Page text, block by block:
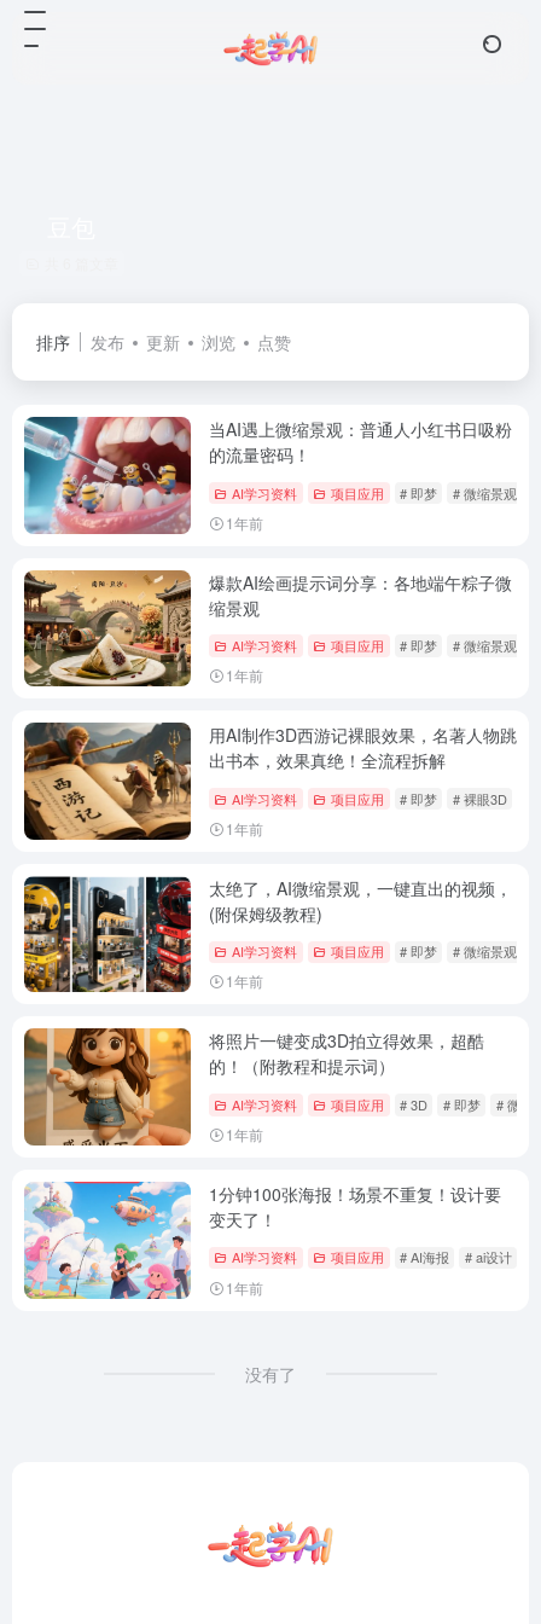
排序 发布 更新 浏览 点赞
当AI遇上微缩景观：普通人小红书日吸粉
的流量密码！
AI学习资料 项目应用 # 即梦 # 微缩景观
1年前
爆款AI绘画提示词分享：各地端午粽子微
缩景观
AI学习资料 项目应用 # 即梦 # 微缩景观
1年前
用AI制作3D西游记裸眼效果，名著人物跳
出书本，效果真绝！全流程拆解
AI学习资料 项目应用 # 即梦 # 裸眼3D
1年前
太绝了，AI微缩景观，一键直出的视频，
(附保姆级教程)
AI学习资料 项目应用 # 即梦 # 微缩景观
1年前
将照片一键变成3D拍立得效果，超酷
的！（附教程和提示词）
AI学习资料 项目应用 # 3D # 即梦 # 微缩
1年前
1分钟100张海报！场景不重复！设计要
变天了！
AI学习资料 项目应用 # AI海报 # ai设计
1年前
没有了